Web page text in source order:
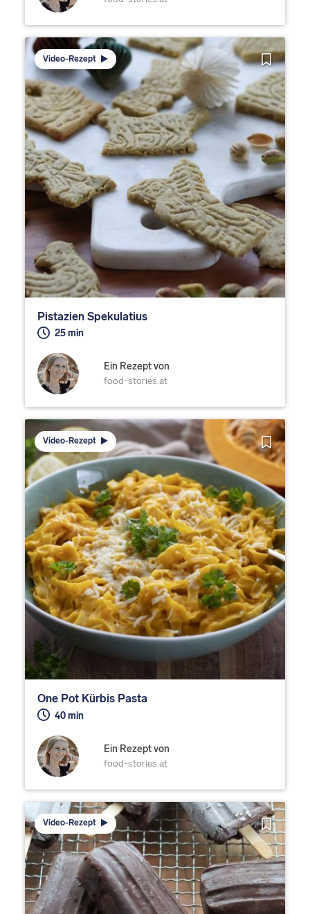
Video-Rezept
Pistazien Spekulatius
25 min
Ein Rezept von
food-stories.at
Video-Rezept
One Pot Kürbis Pasta
40 min
Ein Rezept von
food-stories.at
Video-Rezept